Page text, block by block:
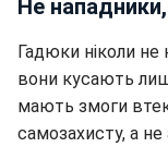
Не
Гадюки ніколи
вони кусають
мають змоги
самозахисту, а не